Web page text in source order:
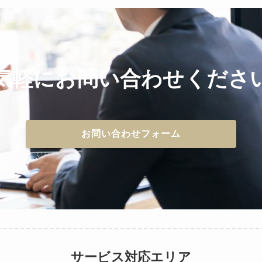
軽にお問い合わせくださ
お問い合わせフォーム
サービス対応エリア